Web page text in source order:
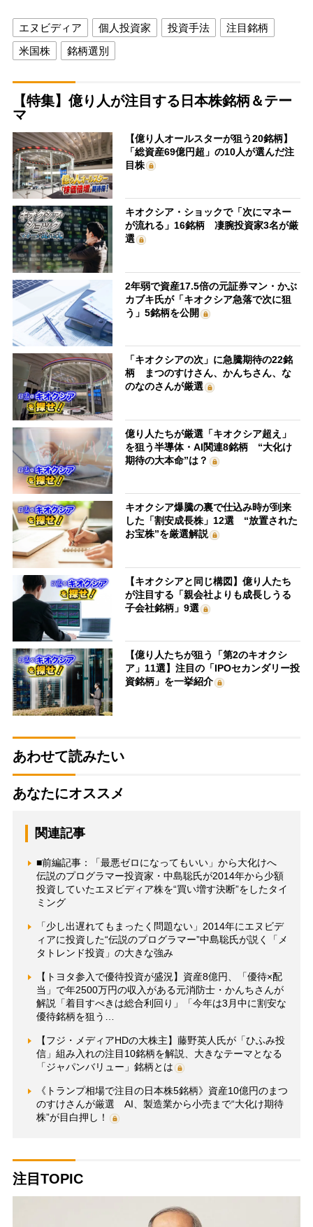
エヌビディア 個人投資家 投資手法
注目銘柄
米国株
銘柄選別
【特集】億り人が注目する日本株銘柄＆テー
マ
【億り人オールスターが狙う20銘柄】
「総資産69億円超」の10人が選んだ注
目株
キオクシア・ショックで「次にマネー
が流れる」16銘柄 凄腕投資家3名が厳
選
2年弱で資産17.5倍の元証券マン・かぶ
カブキ氏が「キオクシア急落で次に狙
う」5銘柄を公開
「キオクシアの次」に急騰期待の22銘
柄 まつのすけさん、かんちさん、な
のなのさんが厳選
億り人たちが厳選「キオクシア超え」
を狙う半導体・AI関連8銘柄 “大化け
期待の大本命”は？
キオクシア爆騰の裏で仕込み時が到来
した「割安成長株」12選 “放置された
お宝株”を厳選解説
【キオクシアと同じ構図】億り人たち
が注目する「親会社よりも成長しうる
子会社銘柄」9選
【億り人たちが狙う「第2のキオクシ
ア」11選】注目の「IPOセカンダリー投
資銘柄」を一挙紹介
あわせて読みたい
あなたにオススメ
関連記事
■前編記事：「最悪ゼロになってもいい」から大化けへ
伝説のプログラマー投資家・中島聡氏が2014年から少額
投資していたエヌビディア株を“買い増す決断”をしたタイ
ミング
「少し出遅れてもまったく問題ない」2014年にエヌビデ
ィアに投資した“伝説のプログラマー”中島聡氏が説く「メ
タトレンド投資」の大きな強み
【トヨタ参入で優待投資が盛況】資産8億円、「優待×配
当」で年2500万円の収入がある元消防士・かんちさんが
解説「着目すべきは総合利回り」「今年は3月中に割安な
優待銘柄を狙う…
【フジ・メディアHDの大株主】藤野英人氏が「ひふみ投
信」組み入れの注目10銘柄を解説、大きなテーマとなる
「ジャパンバリュー」銘柄とは
《トランプ相場で注目の日本株5銘柄》資産10億円のまつ
のすけさんが厳選 AI、製造業から小売まで“大化け期待
株”が目白押し！
注目TOPIC